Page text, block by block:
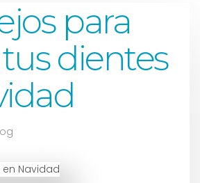
para
dientes